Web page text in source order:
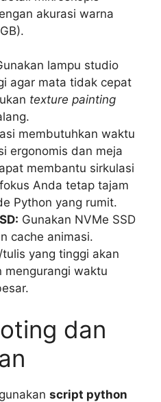
akurasi warna
lampu studio
agar mata tidak cepat
texture painting
membutuhkan waktu
ergonomis dan meja
membantu sirkulasi
Anda tetap tajam
Python yang rumit.
Gunakan NVMe SSD
cache animasi.
yang tinggi akan
mengurangi waktu
dan
script python